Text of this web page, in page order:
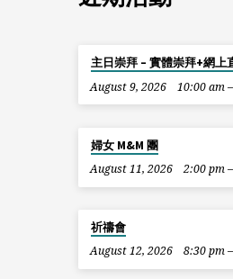
主日崇拜 – 實體崇拜+網上
August 9, 2026
10:00 am
婦女 M&M 團
August 11, 2026
2:00 pm
祈禱會
August 12, 2026
8:30 pm